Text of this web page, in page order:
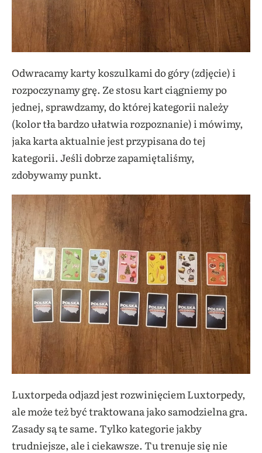
Odwracamy karty koszulkami do góry (zdjęcie) i
rozpoczynamy grę. Ze stosu kart ciągniemy po
jednej, sprawdzamy, do której kategorii należy
(kolor tła bardzo ułatwia rozpoznanie) i mówimy,
jaka karta aktualnie jest przypisana do tej
kategorii. Jeśli dobrze zapamiętaliśmy,
zdobywamy punkt.
Luxtorpeda odjazd jest rozwinięciem Luxtorpedy,
ale może też być traktowana jako samodzielna gra.
Zasady są te same. Tylko kategorie jakby
trudniejsze, ale i ciekawsze. Tu trenuje się nie